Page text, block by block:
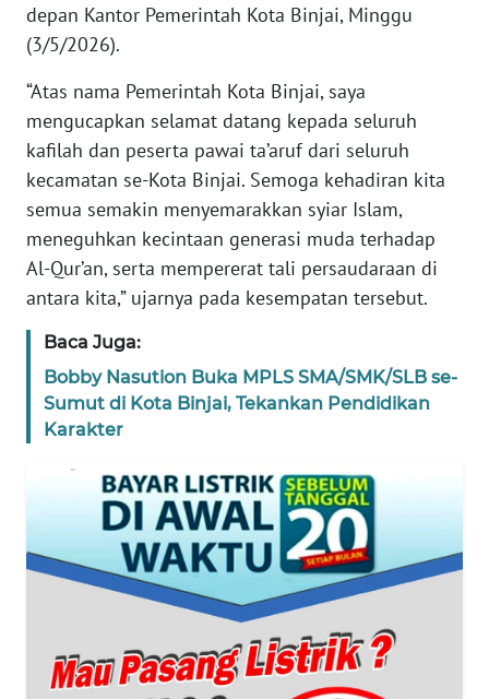
depan Kantor Pemerintah Kota Binjai, Minggu
(3/5/2026).
“Atas nama Pemerintah Kota Binjai, saya
mengucapkan selamat datang kepada seluruh
kafilah dan peserta pawai ta’aruf dari seluruh
kecamatan se-Kota Binjai. Semoga kehadiran kita
semua semakin menyemarakkan syiar Islam,
meneguhkan kecintaan generasi muda terhadap
Al-Qur’an, serta mempererat tali persaudaraan di
antara kita,” ujarnya pada kesempatan tersebut.
Baca Juga:
Bobby Nasution Buka MPLS SMA/SMK/SLB se-
Sumut di Kota Binjai, Tekankan Pendidikan
Karakter
WN
WN
JAKARTA
WN
BANTEN
WN
NTT
KEPRI
PAPUA
BARAT